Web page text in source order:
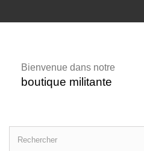
Bienvenue dans notre
boutique militante